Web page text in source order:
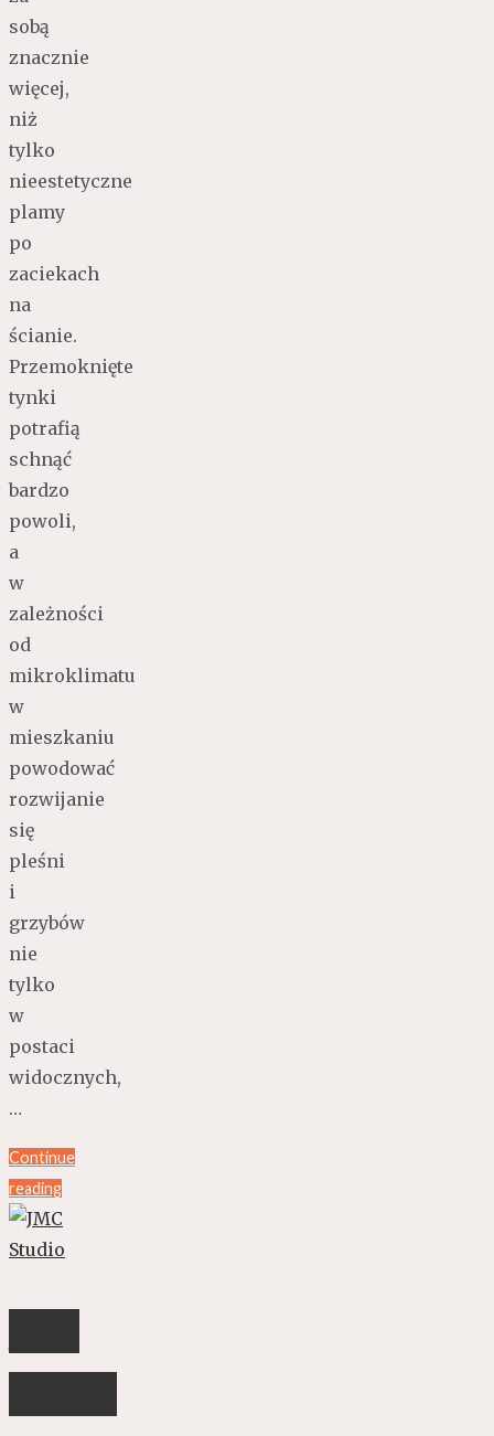
sobą
znacznie
więcej,
niż
tylko
nieestetyczne
plamy
po
zaciekach
na
ścianie.
Przemoknięte
tynki
potrafią
schnąć
bardzo
powoli,
a
w
zależności
od
mikroklimatu
w
mieszkaniu
powodować
rozwijanie
się
pleśni
i
grzybów
nie
tylko
w
postaci
widocznych,
…
Continue
reading